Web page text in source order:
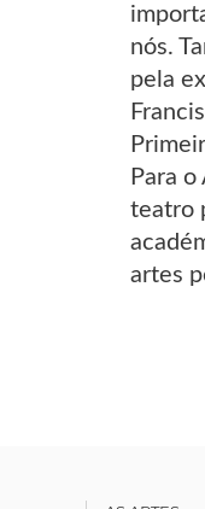
nós.
pela
Para
teatro
artes